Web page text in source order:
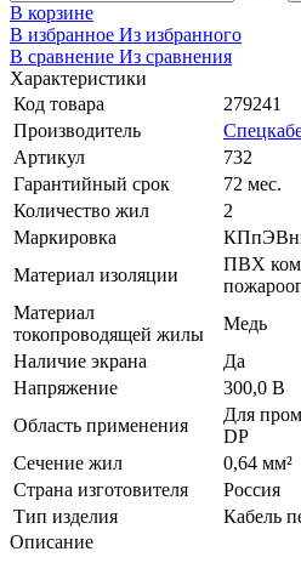
В корзине
В избранное Из избранного
В сравнение Из сравнения
Характеристики
Код товара
279241
Производитель
Артикул
732
Гарантийный срок
72 мес.
Количество жил
2
Маркировка
Материал изоляции
ПВХ
Материал
токопроводящей жилы
Медь
Наличие экрана
Да
Напряжение
300,0 В
Область применения
Для
DP
Сечение жил
0,64 мм²
Страна изготовителя
Россия
Тип изделия
Кабель
Описание